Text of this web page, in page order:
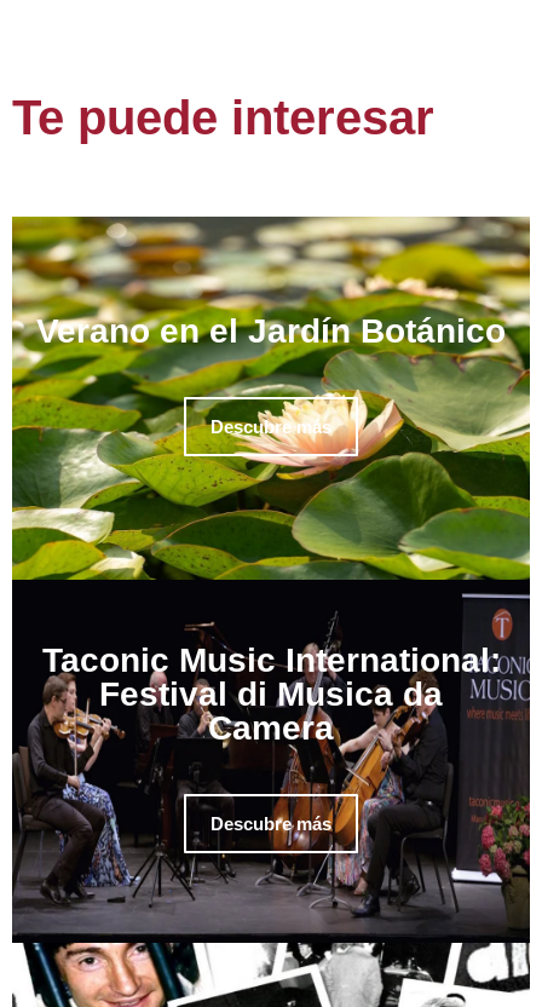
Te puede interesar
Verano en el Jardín Botánico
Descubre más
Taconic Music International:
Festival di Musica da
Camera
Descubre más